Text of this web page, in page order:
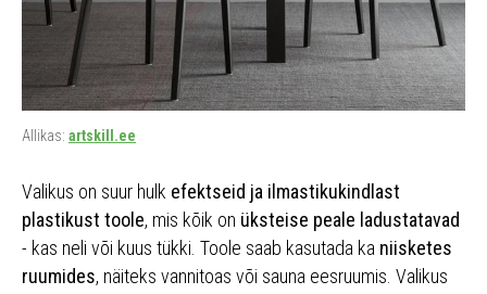
Allikas: artskill.ee
Valikus on suur hulk efektseid ja ilmastikukindlast
plastikust toole, mis kõik on üksteise peale ladustatavad
- kas neli või kuus tükki. Toole saab kasutada ka niisketes
ruumides, näiteks vannitoas või sauna eesruumis. Valikus